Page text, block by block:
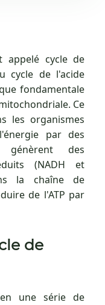
appelé cycle de
cycle de l'acide
fondamentale
Ce
les organismes
par des
génèrent des
(NADH et
la chaîne de
de l'ATP par
de
une série de